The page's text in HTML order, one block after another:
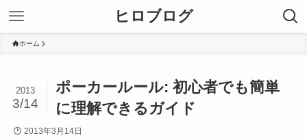
ヒロブログ
ホーム
ポーカールール: 初心者でも簡単
に理解できるガイド
2013
3/14
2013年3月14日